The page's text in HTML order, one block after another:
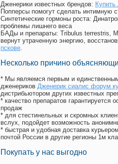
Дженерики известных брендов:
Попперсы помогут сделать интимную
Синтетические гормоны роста:
проблемы лишнего веса
БАДы и препараты: Tribulus terrestris,
вернут утраченную энергию,
пскове.
Несколько причино
* Мы являемся первым и
дженериков Дженерик сиалис форум
дистрибьютором других известных
* качество препаратов
продаж
* для стестинельных и скромных
вслух, подойдет возможность
* быстрая и удобная доставка
почтой России в другие регионы 1м
Покупать у нас выгодно